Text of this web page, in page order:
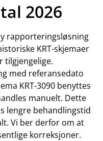
2026
rapporteringsløsning
KRT-skjemaer
tilgjengelige.
med referansedato
KRT-3090 benyttes
manuelt. Dette
lengre behandlingstid
Vi ber derfor om at
korreksjoner.